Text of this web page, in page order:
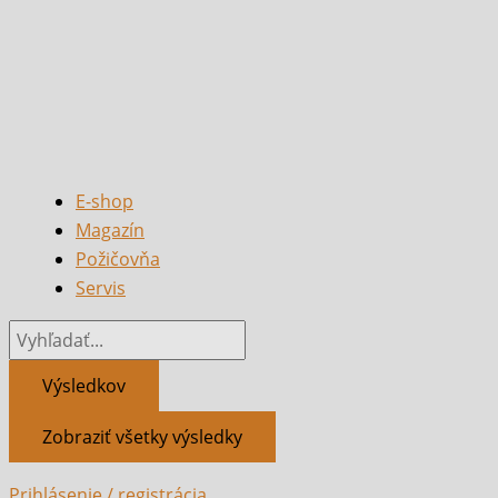
E-shop
Magazín
Požičovňa
Servis
Výsledkov
Zobraziť všetky výsledky